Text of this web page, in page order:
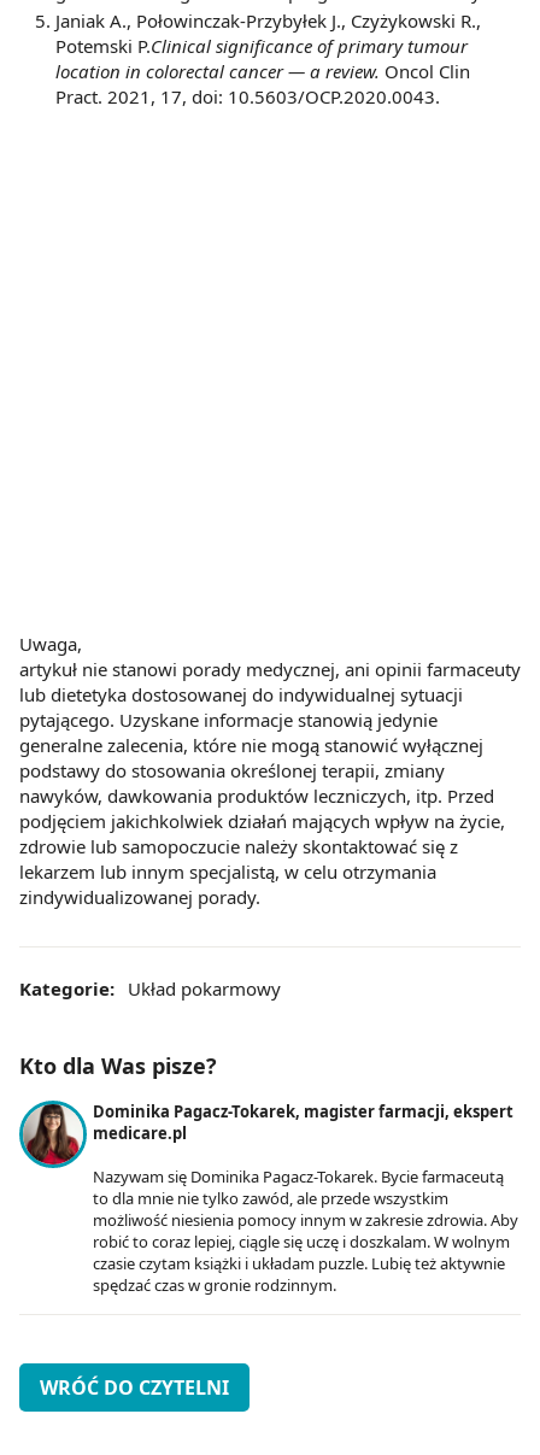
Janiak A., Połowinczak-Przybyłek J., Czyżykowski R.,
Potemski P.Clinical significance of primary tumour
location in colorectal cancer — a review. Oncol Clin
Pract. 2021, 17, doi: 10.5603/OCP.2020.0043.
Uwaga,
artykuł nie stanowi porady medycznej, ani opinii farmaceuty
lub dietetyka dostosowanej do indywidualnej sytuacji
pytającego. Uzyskane informacje stanowią jedynie
generalne zalecenia, które nie mogą stanowić wyłącznej
podstawy do stosowania określonej terapii, zmiany
nawyków, dawkowania produktów leczniczych, itp. Przed
podjęciem jakichkolwiek działań mających wpływ na życie,
zdrowie lub samopoczucie należy skontaktować się z
lekarzem lub innym specjalistą, w celu otrzymania
zindywidualizowanej porady.
Kategorie: Układ pokarmowy
Kto dla Was pisze?
Dominika Pagacz-Tokarek, magister farmacji, ekspert
medicare.pl
Nazywam się Dominika Pagacz-Tokarek. Bycie farmaceutą
to dla mnie nie tylko zawód, ale przede wszystkim
możliwość niesienia pomocy innym w zakresie zdrowia. Aby
robić to coraz lepiej, ciągle się uczę i doszkalam. W wolnym
czasie czytam książki i układam puzzle. Lubię też aktywnie
spędzać czas w gronie rodzinnym.
WRÓĆ DO CZYTELNI